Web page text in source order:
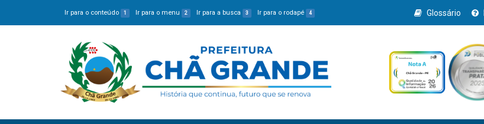
Ir para o conteúdo 1 Ir para o menu 2 Ir para a busca 3 Ir para o rodapé 4 Glossário